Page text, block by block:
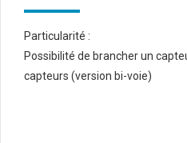
Particularité :
Possibilité de brancher un
capteurs (version bi-voie)